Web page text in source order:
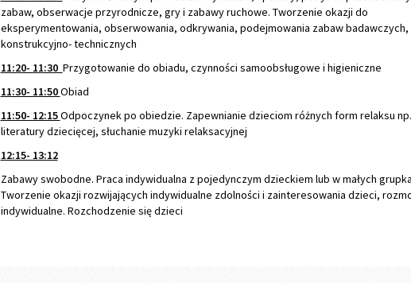
zabaw, obserwacje przyrodnicze, gry i zabawy ruchowe. Tworzenie okazji do
eksperymentowania, obserwowania, odkrywania, podejmowania zabaw badawczych,
konstrukcyjno- technicznych
11:20- 11:30 Przygotowanie do obiadu, czynności samoobsługowe i higieniczne
11:30- 11:50Obiad
11:50- 12:15Odpoczynek po obiedzie. Zapewnianie dzieciom różnych form relaksu
literatury dziecięcej, słuchanie muzyki relaksacyjnej
12:15- 13:12
Zabawy swobodne. Praca indywidualna z pojedynczym dzieckiem lub w małych
Tworzenie okazji rozwijających indywidualne zdolności i zainteresowania dzieci,
indywidualne. Rozchodzenie się dzieci